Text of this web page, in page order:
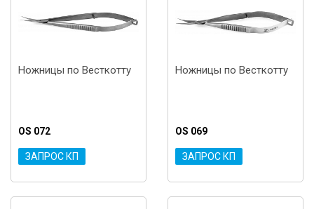
Ножницы по Весткотту
OS 072
ЗАПРОС КП
Ножницы по Весткотту
OS 069
ЗАПРОС КП